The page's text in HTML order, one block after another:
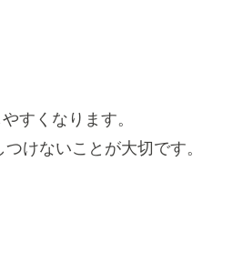
すくなります。
けないことが大切です。